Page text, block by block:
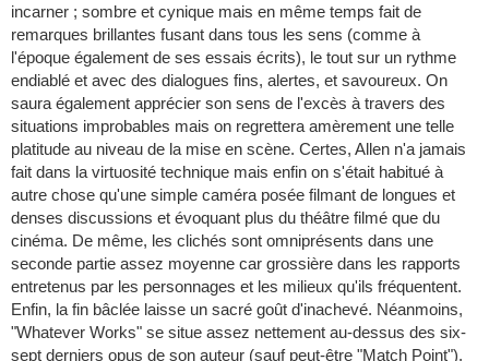
incarner ; sombre et cynique mais en même temps fait de
remarques brillantes fusant dans tous les sens (comme à
l'époque également de ses essais écrits), le tout sur un rythme
endiablé et avec des dialogues fins, alertes, et savoureux. On
saura également apprécier son sens de l'excès à travers des
situations improbables mais on regrettera amèrement une telle
platitude au niveau de la mise en scène. Certes, Allen n'a jamais
fait dans la virtuosité technique mais enfin on s'était habitué à
autre chose qu'une simple caméra posée filmant de longues et
denses discussions et évoquant plus du théâtre filmé que du
cinéma. De même, les clichés sont omniprésents dans une
seconde partie assez moyenne car grossière dans les rapports
entretenus par les personnages et les milieux qu'ils fréquentent.
Enfin, la fin bâclée laisse un sacré goût d'inachevé. Néanmoins,
"Whatever Works" se situe assez nettement au-dessus des six-
sept derniers opus de son auteur (sauf peut-être "Match Point").